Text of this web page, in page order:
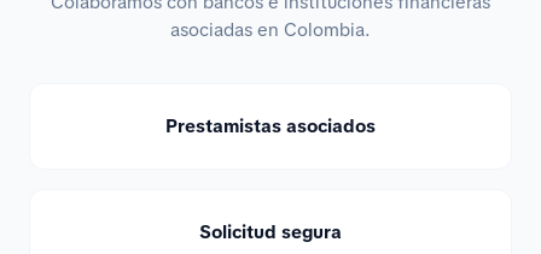
asociadas en Colombia.
Prestamistas asociados
Solicitud segura